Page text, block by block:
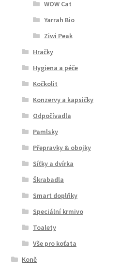
WOW Cat
Yarrah Bio
Ziwi Peak
Hračky
Hygiena a péče
Kočkolit
Konzervy a kapsičky
Odpočívadla
Pamlsky
Přepravky & obojky
Síťky a dvírka
Škrabadla
Smart doplňky
Speciální krmivo
Toalety
Vše pro koťata
Koně